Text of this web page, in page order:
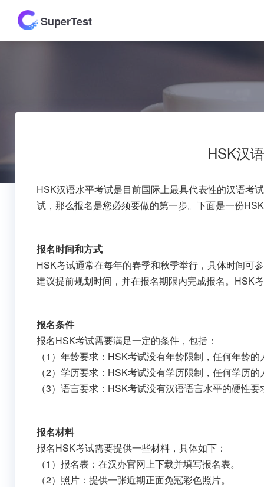
SuperTest
HSK汉
HSK汉语水平考试是目前国际上最具代表性的汉语考
试，那么报名是您必须要做的第一步。下面是一份
报名时间和方式
HSK考试通常在每年的春季和秋季举行，具体时间可
建议提前规划时间，并在报名期限内完成报名。HSK
报名条件
报名HSK考试需要满足一定的条件，包括：
（1）年龄要求：HSK考试没有年龄限制，任何年龄
（2）学历要求：HSK考试没有学历限制，任何学历
（3）语言要求：HSK考试没有汉语语言水平的硬性
报名材料
报名HSK考试需要提供一些材料，具体如下：
（1）报名表：在汉办官网上下载并填写报名表。
（2）照片：提供一张近期正面免冠彩色照片。